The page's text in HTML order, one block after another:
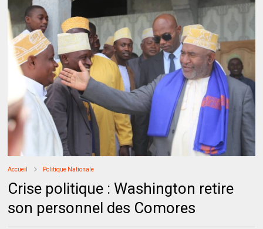
Accueil Politique Nationale
Crise politique : Washington retire
son personnel des Comores